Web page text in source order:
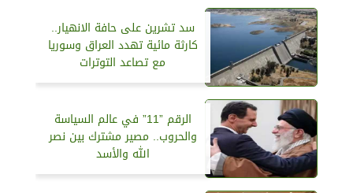
سد تشرين على حافة الانهيار..
كارثة مائية تهدد العراق وسوريا
مع تصاعد التوترات
الرقم ”11” في عالم السياسة
والحروب.. مصير مشترك بين نصر
الله والأسد